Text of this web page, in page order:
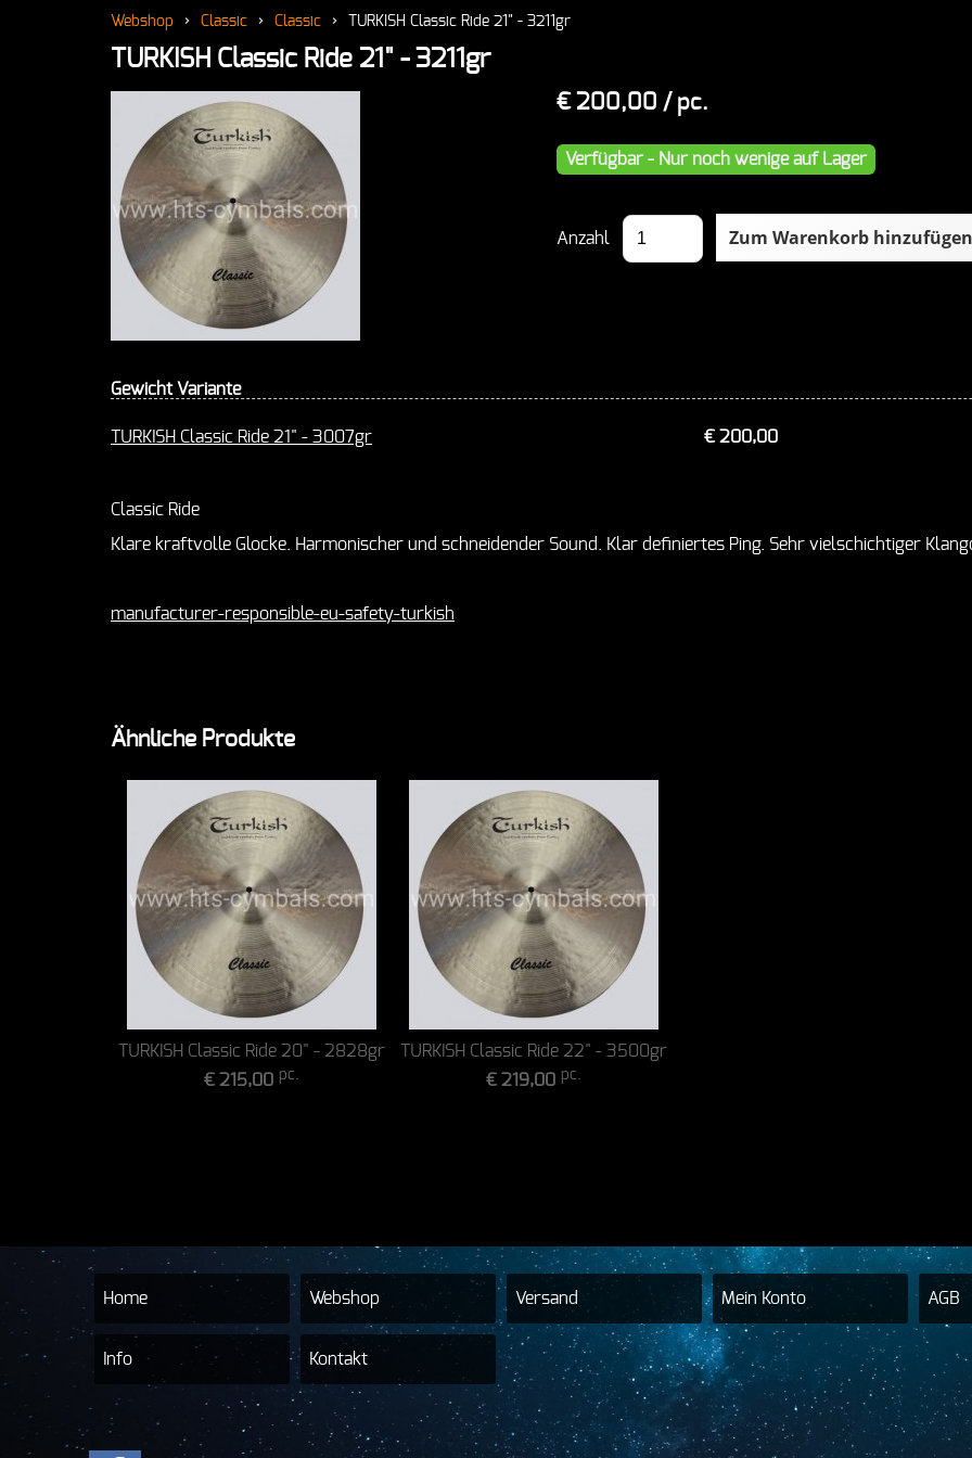
Webshop › Classic › Classic › TURKISH Classic Ride 21" - 3211gr
TURKISH Classic Ride 21" - 3211gr
€ 200,00 / pc.
Verfügbar - Nur noch wenige auf Lager
Anzahl
Gewicht Variante
TURKISH Classic Ride 21" - 3007gr € 200,00
Classic Ride
Klare kraftvolle Glocke. Harmonischer und schneidender Sound. Klar definiertes Ping. Sehr vielschichtiger
manufacturer-responsible-eu-safety-turkish
Ähnliche Produkte
TURKISH Classic Ride 20" - 2828gr
€ 215,00 pc.
TURKISH Classic Ride 22" - 3500gr
€ 219,00 pc.
Home Webshop Versand Mein Konto AGB
Info Kontakt